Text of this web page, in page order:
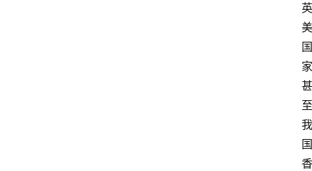
英
美
国
家
甚
至
我
国
香